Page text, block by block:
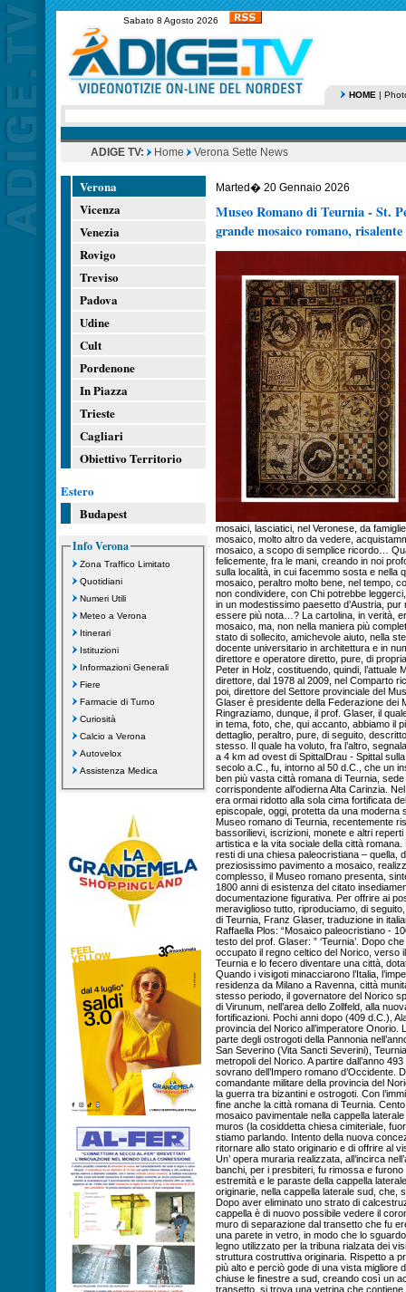
Sabato 8 Agosto 2026
HOME |
ADIGE TV: Home Verona Sette News
Verona
Vicenza
Venezia
Rovigo
Treviso
Padova
Udine
Cult
Pordenone
In Piazza
Trieste
Cagliari
Obiettivo Territorio
Estero
Budapest
Info Verona
Zona Traffico Limitato
Quotidiani
Numeri Utili
Meteo a Verona
Itinerari
Istituzioni
Informazioni Generali
Fiere
Farmacie di Turno
Curiosità
Calcio a Verona
Autovelox
Assistenza Medica
Marted� 20 Gennaio 2026
Museo Romano di Teurnia - St.
grande mosaico romano,